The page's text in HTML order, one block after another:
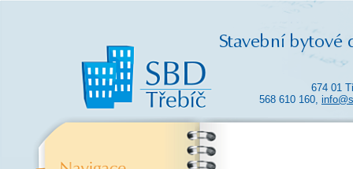
674 01
568 610 160,